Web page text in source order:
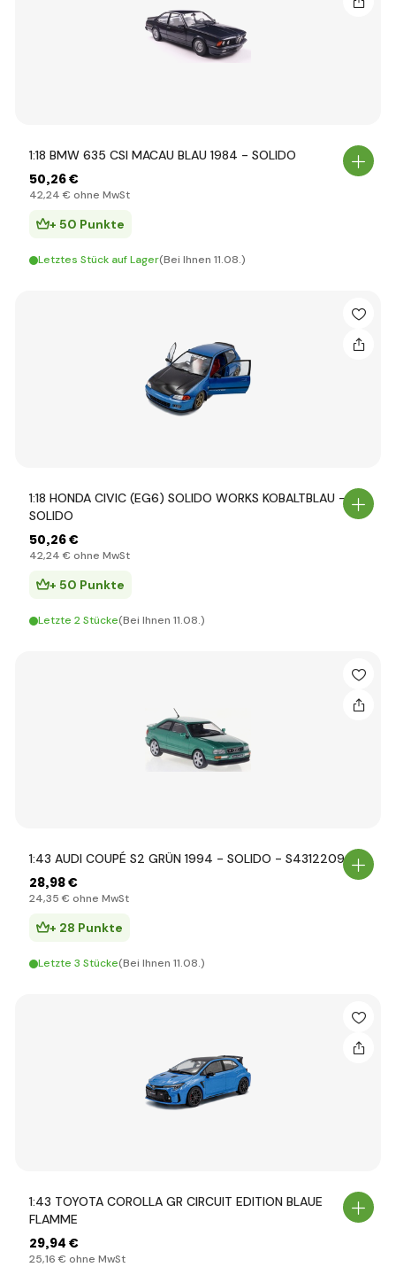
1:18 BMW 635 CSI MACAU BLAU 1984 - SOLIDO
50,26 €
42,24 € ohne MwSt
+ 50 Punkte
Letztes Stück auf Lager(Bei Ihnen 11.08.)
1:18 HONDA CIVIC (EG6) SOLIDO WORKS KOBALTBLAU -
SOLIDO
50,26 €
42,24 € ohne MwSt
+ 50 Punkte
Letzte 2 Stücke(Bei Ihnen 11.08.)
1:43 AUDI COUPÉ S2 GRÜN 1994 - SOLIDO - S4312209
28,98 €
24,35 € ohne MwSt
+ 28 Punkte
Letzte 3 Stücke(Bei Ihnen 11.08.)
1:43 TOYOTA COROLLA GR CIRCUIT EDITION BLAUE
FLAMME
29,94 €
25,16 € ohne MwSt